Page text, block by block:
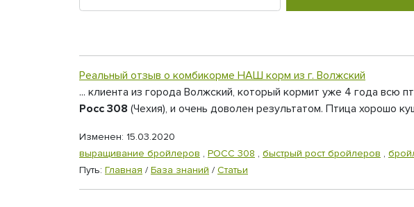
Реальный отзыв о комбикорме НАШ корм из г. Волжский
... клиента из города Волжский, который кормит уже 4 года
Росс 308 (Чехия), и очень доволен результатом. Птица хорошо
Изменен: 15.03.2020
выращивание бройлеров , РОСС 308 , быстрый рост бройлеров ,
Путь: Главная / База знаний / Статьи